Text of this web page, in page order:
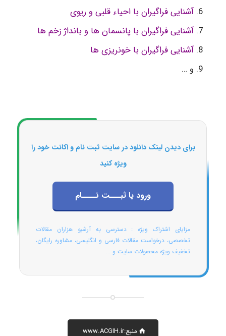
آشنایی فراگیران با احیاء قلبی و ریوی
آشنایی فراگیران با پانسمان ها و بانداژ زخم ها
آشنایی فراگیران با خونریزی ها
و …
برای دیدن لینک دانلود در سایت ثبت نام و اکانت خود را
ویژه کنید
ورود یا ثبـــت نــــام
مزایای اشتراک ویژه : دسترسی به آرشیو هزاران مقالات
تخصصی، درخواست مقالات فارسی و انگلیسی، مشاوره رایگان،
تخفیف ویژه محصولات سایت و ...
منبع:www.ACGIH.ir